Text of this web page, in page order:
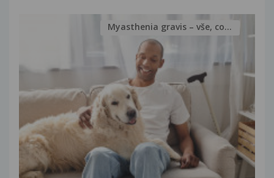
Myasthenia gravis – vše, co...